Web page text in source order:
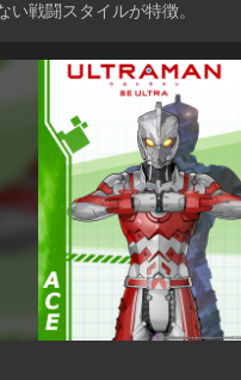
い戦闘スタイルが特徴。